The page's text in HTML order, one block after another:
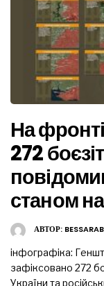
На
272
станом
АВТОР:
інфографіка:
зафіксовано 272
України та